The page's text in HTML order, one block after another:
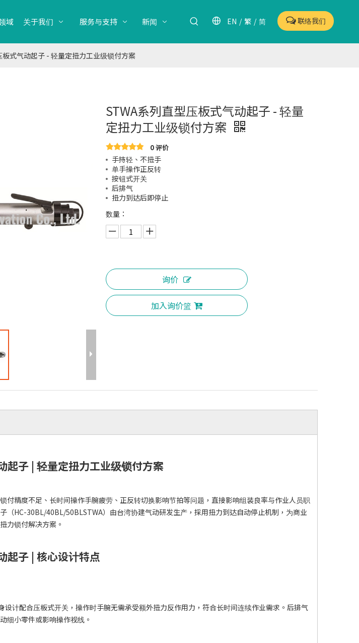
域 关于我们 服务与支持 新闻 EN / 繁 / 简 联络我们
板式气动起子 - 轻量定扭力工业级锁付方案
STWA系列直型压板式气动起子 - 轻量
定扭力工业级锁付方案
0 评价
手持轻、不扭手
单手操作正反转
按钮式开关
后排气
扭力到达后即停止
数量：
询价
加入询价篮
起子 | 轻量定扭力工业级锁付方案
付精度不足、长时间操作手腕疲劳、正反转切换影响节拍等问题，直接影响组装良率与作业人员职
（HC-30BL/40BL/50BLSTWA）由台湾协建气动研发生产，採用扭力到达自动停止机制，为商业
力锁付解决方案。
起子 | 核心设计特点
计配合压板式开关，操作时手腕无需承受额外扭力反作用力，符合长时间连续作业需求。后排气
细小零件或影响操作视线。